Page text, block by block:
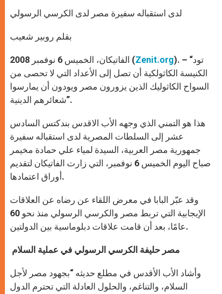
p
p e
o
k
r
لدى استقباله سفيرة مصر لدى الكرسي الرسولي
بقلم روبير شعيب
الفاتيكان، الخميس 6 نوفمبر 2008 (Zenit.org). – “تود
الكنيسة الكاثولكية أن تصل إلى الأعداد التي لا تحصى من
السواح الكاثوليك الذين يزورون مصر ويودون أن يمارسوا
شعائرهم الدينية”.
هذا هو التمني الذي وجهه الأب الاقدس بندكتس السادس
عشر إلى السلطات المصرية لدى استقباله سفيرة
جمهورية مصر العربية، السيدة لمياء علي حمادة مخيمر
صباح اليوم الخميس 6 نوفمبر، التي زارت الفاتيكان لتقديم
أوراق اعتمادها.
وقد عبّر البابا في معرض اللقاء عن رضاه عن العلاقات
الإيجابية التي تربط مصر والكرسي الرسولي منذ نحو 60
عامًا، بعد أن قامت علاقات دبلوماسية بين الدولتين.
مصر حليفة الكرسي الرسولي في عملية السلام
وأشاد الأب الأقدس في مطلع حديثه “بجهود مصر لأجل
السلام، والتناغم، والحلول العادلة التي تحترم الدول